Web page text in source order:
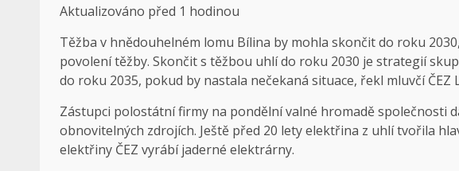
Aktualizováno před 1 hodinou
Těžba v hnědouhelném lomu Bílina by mohla skončit do roku
povolení těžby. Skončit s těžbou uhlí do roku 2030 je strategií
do roku 2035, pokud by nastala nečekaná situace, řekl mluvčí ČEZ
Zástupci polostátní firmy na pondělní valné hromadě společnosti
obnovitelných zdrojích. Ještě před 20 lety elektřina z uhlí tvořila
elektřiny ČEZ vyrábí jaderné elektrárny.